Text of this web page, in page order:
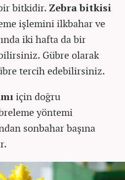
bitkidir. Zebra bitkisi
işlemini ilkbahar ve
iki hafta da bir
Gübre olarak
tercih edebilirsiniz.
için doğru
yöntemi
sonbahar başına